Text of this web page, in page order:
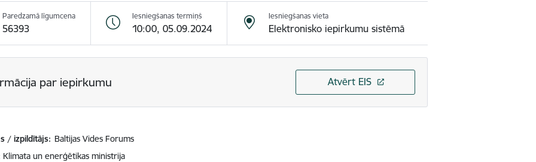
Paredzamā līgumcena
56393
Iesniegšanas termiņš
10:00, 05.09.2024
Iesniegšanas vieta
Elektronisko iepirkumu sistēmā
par iepirkumu Atvērt EIS
/ izpildītājs: Baltijas Vides Forums
Klimata un enerģētikas ministrija